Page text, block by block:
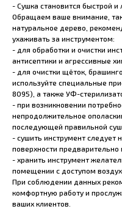
- Сушка становится быстрой и
Обращаем ваше внимание, так
натуральное дерево,
ухаживать за инструментом:
- для обработки и очистки
антисептики и агрессивные
- для очистки щёток,
используйте специальные
8095), а также УФ-
- при возникновении
непродолжительное
последующей правильной
- сушить инструмент следует
поверхности предварительно
- хранить инструмент
помещении с доступом
При соблюдении данных
комфортную работу и
ваших клиентов.